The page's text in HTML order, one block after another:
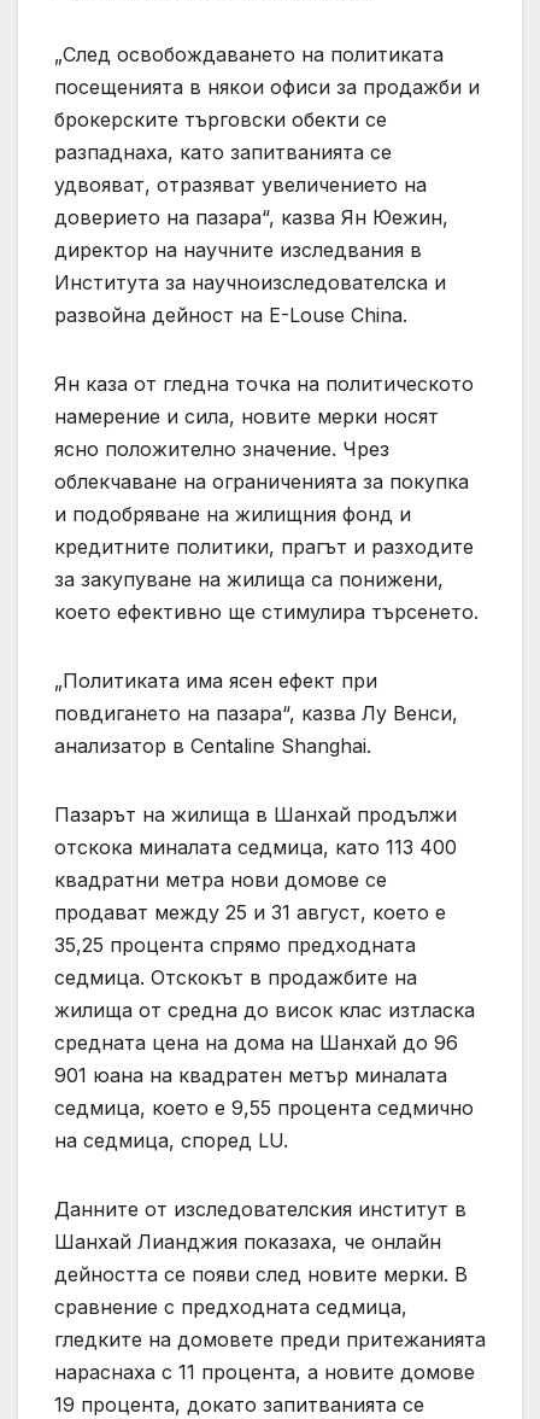
„След освобождаването на политиката
посещенията в някои офиси за продажби и
брокерските търговски обекти се
разпаднаха, като запитванията се
удвояват, отразяват увеличението на
доверието на пазара“, казва Ян Юежин,
директор на научните изследвания в
Института за научноизследователска и
развойна дейност на E-Louse China.
Ян каза от гледна точка на политическото
намерение и сила, новите мерки носят
ясно положително значение. Чрез
облекчаване на ограниченията за покупка
и подобряване на жилищния фонд и
кредитните политики, прагът и разходите
за закупуване на жилища са понижени,
което ефективно ще стимулира търсенето.
„Политиката има ясен ефект при
повдигането на пазара“, казва Лу Венси,
анализатор в Centaline Shanghai.
Пазарът на жилища в Шанхай продължи
отскока миналата седмица, като 113 400
квадратни метра нови домове се
продават между 25 и 31 август, което е
35,25 процента спрямо предходната
седмица. Отскокът в продажбите на
жилища от средна до висок клас изтласка
средната цена на дома на Шанхай до 96
901 юана на квадратен метър миналата
седмица, което е 9,55 процента седмично
на седмица, според LU.
Данните от изследователския институт в
Шанхай Лианджия показаха, че онлайн
дейността се появи след новите мерки. В
сравнение с предходната седмица,
гледките на домовете преди притежанията
нараснаха с 11 процента, а новите домове
19 процента, докато запитванията се